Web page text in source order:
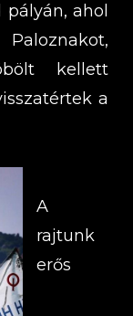
ahol
kellett
a
A
rajtunk
erős